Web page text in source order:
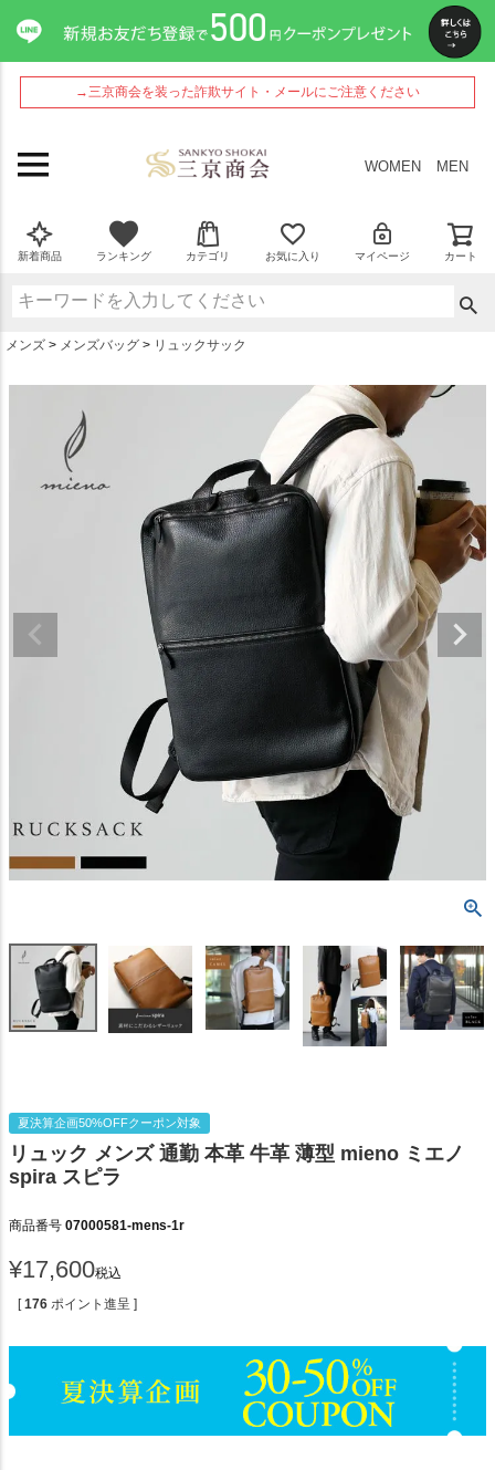
→三京商会を装った詐欺サイト・メールにご注意ください
WOMEN MEN
新着商品 ランキング カテゴリ お気に入り マイページ カート
メンズ メンズバッグ リュックサック
夏決算企画50%OFFクーポン対象
リュック メンズ 通勤 本革 牛革 薄型 mieno ミエノ
spira スピラ
商品番号 07000581-mens-1r
¥17,600税込
[ 176 ポイント進呈 ]
ペー
ジト
ップ
へ